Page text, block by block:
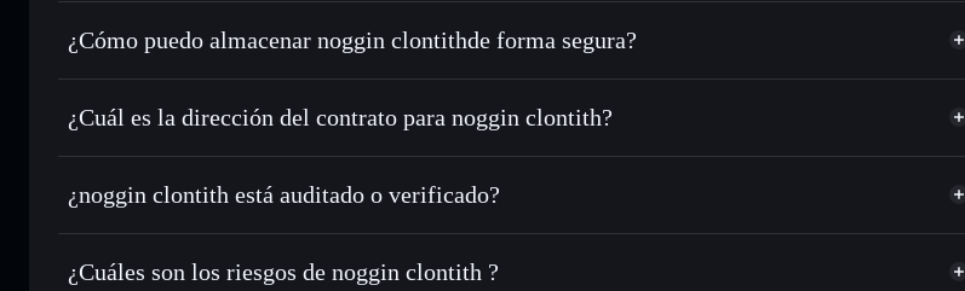
Utilizar DCA: promedio de coste en dólares en NOGGIN a lo largo del tiempo
Enviar de forma privada: transferir NOGGIN sin vincular públicamente las carteras usando el agregador de
privacidad integrado de Solflare
Holdear de forma segura: almacenar NOGGIN en una cartera sin custodia donde tú controla tus claves privadas
¿Cómo puedo almacenar noggin clontithde forma segura?
noggin clontith cartera sin custodia Solflare
¿Cuál es la dirección del contrato para noggin clontith?
noggin clontith
BWixkuGZAycKnw21AqnHp9GHCjx66c9g2yEQzjSZpump
Solflare
¿noggin clontith está auditado o verificado?
noggin clontith no está verificado actualmente
¿Cuáles son los riesgos de noggin clontith ?